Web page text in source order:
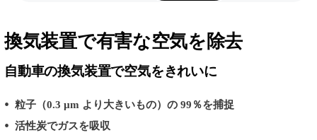
換気装置で有害な空気を除去
自動車の換気装置で空気をきれいに
粒子（0.3 µm より大きいもの）の 99％を捕捉
活性炭でガスを吸収